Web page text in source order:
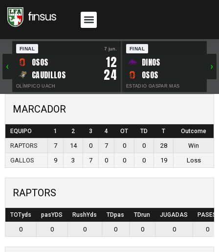
‹
FINAL 7 jun.
OSOS 12
CAUDILLOS 24
OLÍMPICO UACH
FINAL
DINOS
OSOS
ESTADIO GASPAR MAS
›
MARCADOR
EQUIPO 1 2 3 4 OT TD T Outcome
RAPTORS 7 14 0 7 0 0 28
Win
GALLOS
9 3 7 0 0 0 19 Loss
RAPTORS
TOTyds pasYDS RushYds TDpas TDrun JUGADAS PASES
0 0 0 0 0 0 0